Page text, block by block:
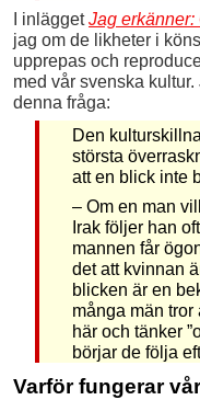
I inläggetJag erkänner:
jag om de likheter i
upprepas och
med vår svenska
denna fråga:
Den
största
att en blick inte
– Om en man
Irak följer han
mannen får
det att kvinnan
blicken är en
många män tror
här och tänker
börjar de följa
Varför fungerar